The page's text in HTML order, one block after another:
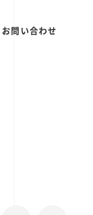
お問い合わせ